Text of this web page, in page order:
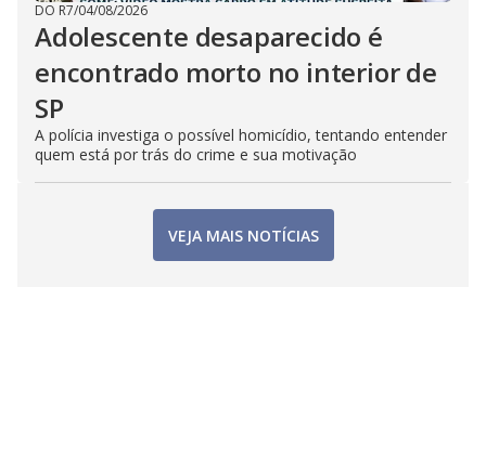
DO R7/04/08/2026
Adolescente desaparecido é
encontrado morto no interior de
SP
A polícia investiga o possível homicídio, tentando entender
quem está por trás do crime e sua motivação
VEJA MAIS NOTÍCIAS